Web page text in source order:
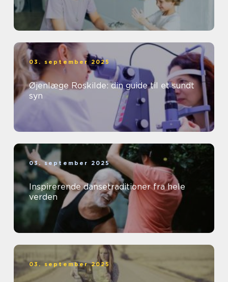
03. september 2025
Øjenlæge Roskilde: din guide til et sundt
syn
03. september 2025
Inspirerende dansetraditioner fra hele
verden
03. september 2025